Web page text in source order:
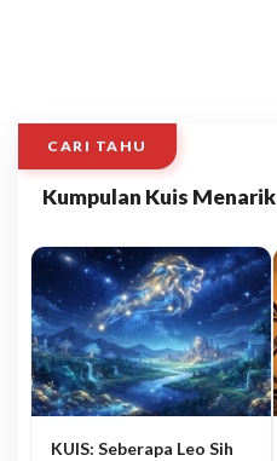
CARI TAHU
Kumpulan Kuis Menarik
KUIS: Seberapa Leo Sih